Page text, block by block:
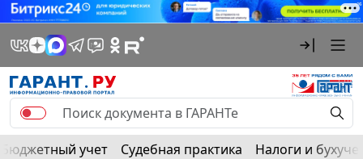
Бюджетный учет Судебная практика Налоги и